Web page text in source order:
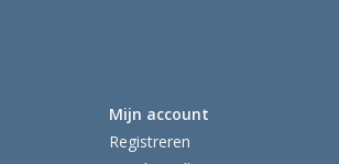
Mijn account
Registreren